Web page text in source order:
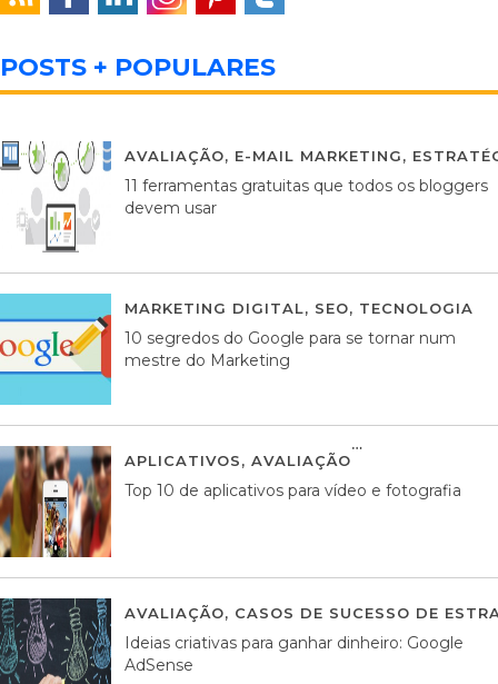
POSTS + POPULARES
AVALIAÇÃO, E-MAIL MARKETING,
11 ferramentas gratuitas que todos os bloggers
devem usar
MARKETING DIGITAL, SEO, TECNOLOGIA
10 segredos do Google para se tornar num
mestre do Marketing
APLICATIVOS, AVALIAÇÃO
Top 10 de aplicativos para vídeo e fotografia
AVALIAÇÃO, CASOS DE SUCESSO DE
Ideias criativas para ganhar dinheiro: Google
AdSense